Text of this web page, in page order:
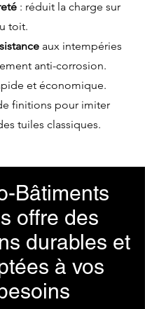
: réduit la charge sur
toit.
aux intempéries
anti-corrosion.
et économique.
finitions pour imiter
tuiles classiques.
Bâtiments
offre des
durables et
à vos